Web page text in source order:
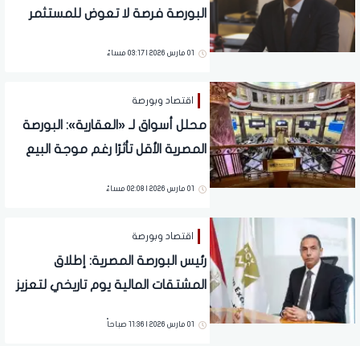
البورصة فرصة لا تعوض للمستثمر
01 مارس 2026 | 03:17 مساءً
اقتصاد وبورصة
محلل أسواق لـ «العقارية»: البورصة
المصرية الأقل تأثرًا رغم موجة البيع
01 مارس 2026 | 02:08 مساءً
اقتصاد وبورصة
رئيس البورصة المصرية: إطلاق
المشتقات المالية يوم تاريخي لتعزيز
01 مارس 2026 | 11:36 صباحاً